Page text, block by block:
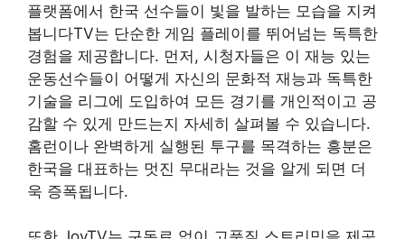
플랫폼에서 한국 선수들이 빛을 발하는 모습을 지켜
봅니다TV는 단순한 게임 플레이를 뛰어넘는 독특한
경험을 제공합니다. 먼저, 시청자들은 이 재능 있는
운동선수들이 어떻게 자신의 문화적 재능과 독특한
기술을 리그에 도입하여 모든 경기를 개인적이고 공
감할 수 있게 만드는지 자세히 살펴볼 수 있습니다.
홈런이나 완벽하게 실행된 투구를 목격하는 흥분은
한국을 대표하는 멋진 무대라는 것을 알게 되면 더
욱 증폭됩니다.